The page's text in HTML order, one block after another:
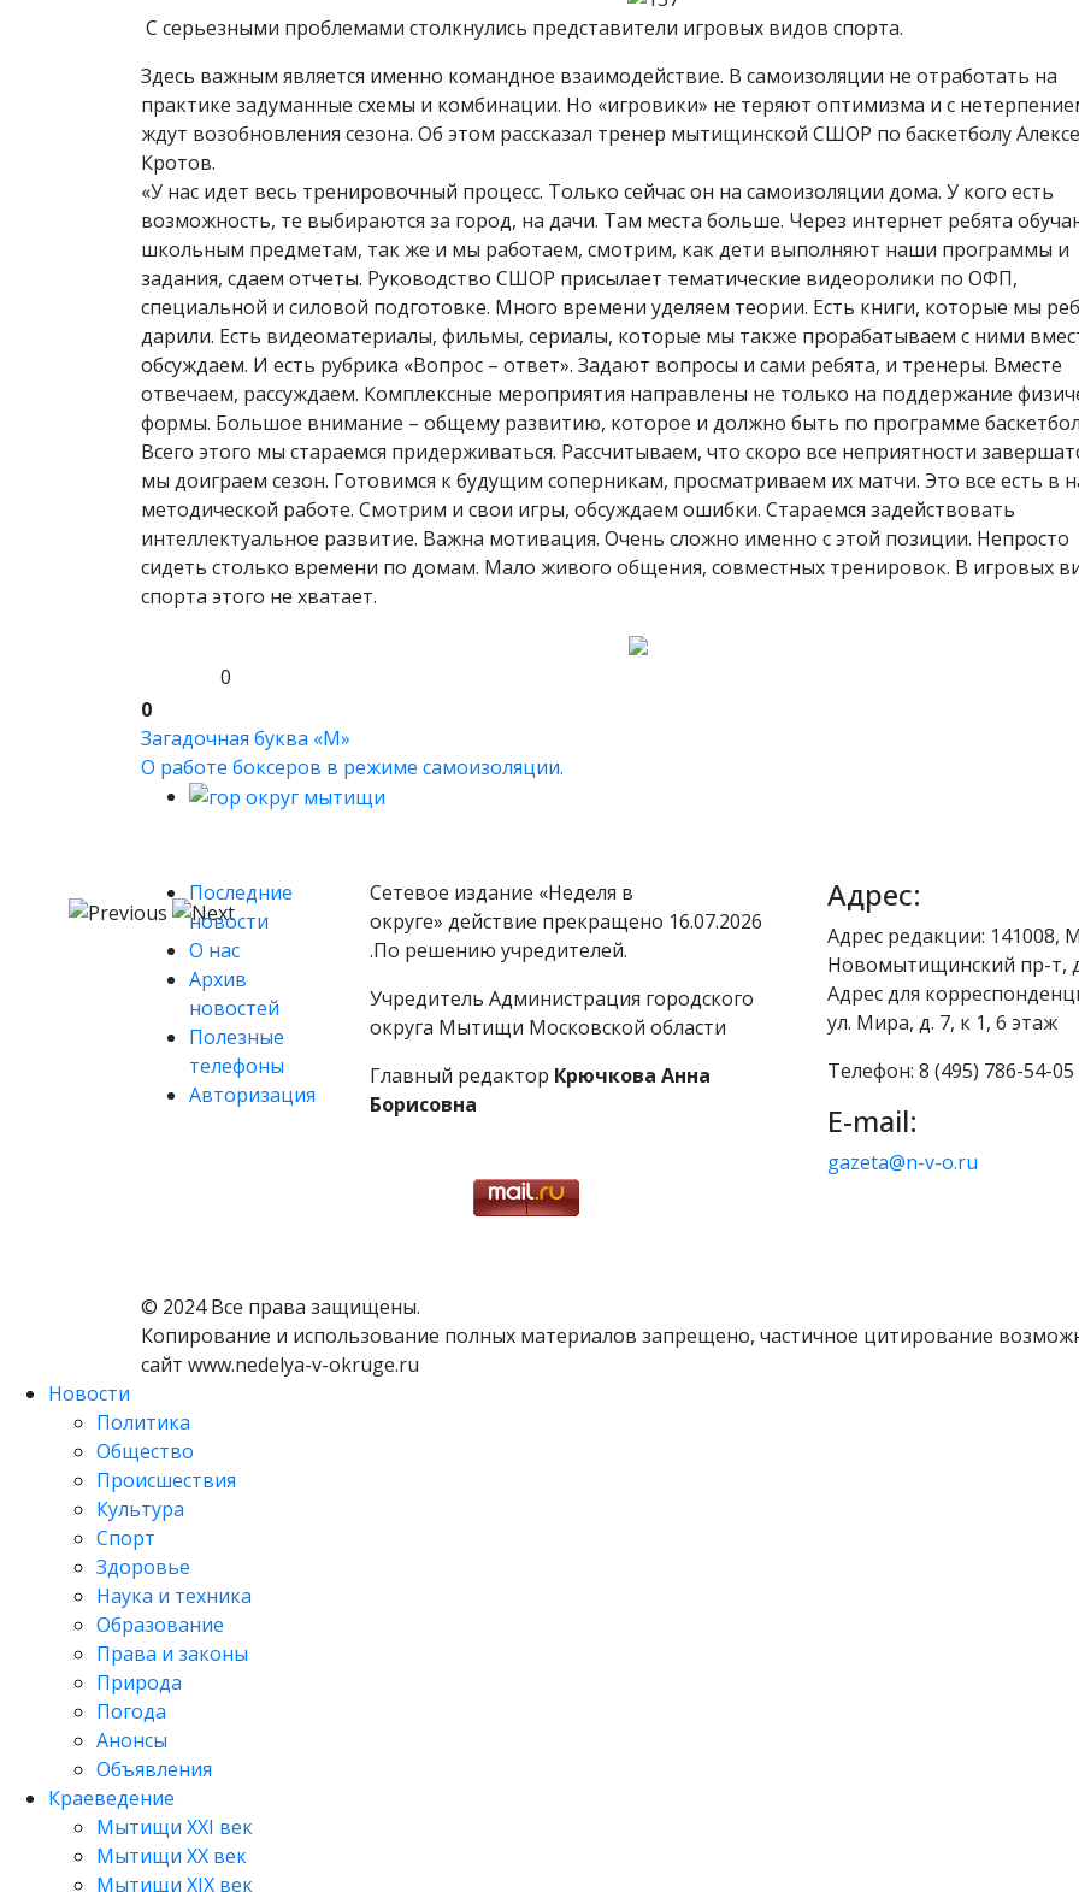
С серьезными проблемами столкнулись представители игровых видов спорта.
Здесь важным является именно командное взаимодействие. В самоизоляции не отработать на
практике задуманные схемы и комбинации. Но «игровики» не теряют оптимизма и с
ждут возобновления сезона. Об этом рассказал тренер мытищинской СШОР по баскетболу
Кротов.
«У нас идет весь тренировочный процесс. Только сейчас он на самоизоляции дома. У кого есть
возможность, те выбираются за город, на дачи. Там места больше. Через интернет ребята
школьным предметам, так же и мы работаем, смотрим, как дети выполняют наши программы и
задания, сдаем отчеты. Руководство СШОР присылает тематические видеоролики по ОФП,
специальной и силовой подготовке. Много времени уделяем теории. Есть книги, которые мы
дарили. Есть видеоматериалы, фильмы, сериалы, которые мы также прорабатываем с ними
обсуждаем. И есть рубрика «Вопрос – ответ». Задают вопросы и сами ребята, и тренеры. Вместе
отвечаем, рассуждаем. Комплексные мероприятия направлены не только на поддержание
формы. Большое внимание – общему развитию, которое и должно быть по программе
Всего этого мы стараемся придерживаться. Рассчитываем, что скоро все неприятности
мы доиграем сезон. Готовимся к будущим соперникам, просматриваем их матчи. Это все есть в
методической работе. Смотрим и свои игры, обсуждаем ошибки. Стараемся задействовать
интеллектуальное развитие. Важна мотивация. Очень сложно именно с этой позиции. Непросто
сидеть столько времени по домам. Мало живого общения, совместных тренировок. В игровых
спорта этого не хватает.
0
0
Загадочная буква «М»
О работе боксеров в режиме самоизоляции.
Последние
новости
О нас
Архив
новостей
Полезные
телефоны
Авторизация
Сетевое издание «Неделя в
округе» действие прекращено 16.07.2026
.По решению учредителей.
Учредитель Администрация городского
округа Мытищи Московской области
Главный редактор Крючкова Анна
Борисовна
Адрес:
Адрес редакции: 141008,
Новомытищинский пр-т,
Адрес для
ул. Мира, д. 7, к 1, 6 этаж
Телефон: 8 (495) 786-54-05
E-mail:
gazeta@n-v-o.ru
© 2024 Все права защищены.
Копирование и использование полных материалов запрещено, частичное цитирование
сайт www.nedelya-v-okruge.ru
Новости
Политика
Общество
Происшествия
Культура
Спорт
Здоровье
Наука и техника
Образование
Права и законы
Природа
Погода
Анонсы
Объявления
Краеведение
Мытищи XXI век
Мытищи XX век
Мытищи XIX век